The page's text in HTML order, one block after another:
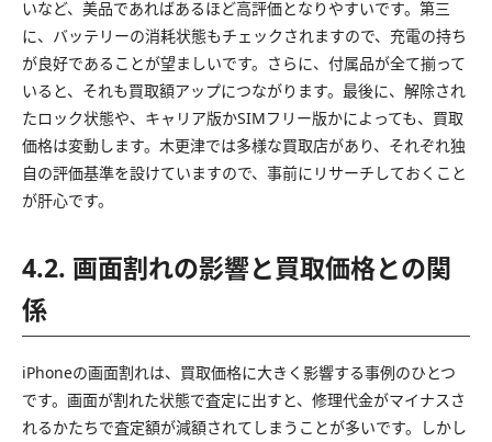
いなど、美品であればあるほど高評価となりやすいです。第三
に、バッテリーの消耗状態もチェックされますので、充電の持ち
が良好であることが望ましいです。さらに、付属品が全て揃って
いると、それも買取額アップにつながります。最後に、解除され
たロック状態や、キャリア版かSIMフリー版かによっても、買取
価格は変動します。木更津では多様な買取店があり、それぞれ独
自の評価基準を設けていますので、事前にリサーチしておくこと
が肝心です。
4.2. 画面割れの影響と買取価格との関
係
iPhoneの画面割れは、買取価格に大きく影響する事例のひとつ
です。画面が割れた状態で査定に出すと、修理代金がマイナスさ
れるかたちで査定額が減額されてしまうことが多いです。しかし